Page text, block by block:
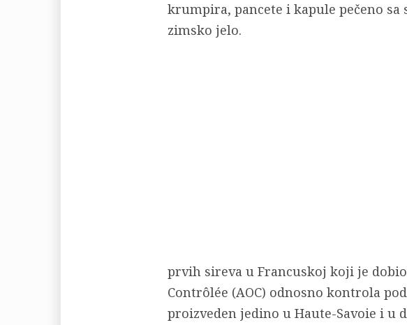
krumpira, pancete i kapule pečeno sa
zimsko jelo.
prvih sireva u Francuskoj koji je
Contrôlée (AOC) odnosno kontrola
proizveden jedino u Haute-Savoie i u